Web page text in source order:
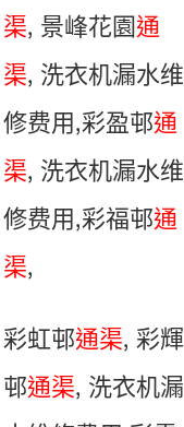
渠, 景峰花園通
渠, 洗衣机漏水维
修费用,彩盈邨通
渠, 洗衣机漏水维
修费用,彩福邨通
渠,
彩虹邨通渠, 彩輝
邨通渠, 洗衣机漏